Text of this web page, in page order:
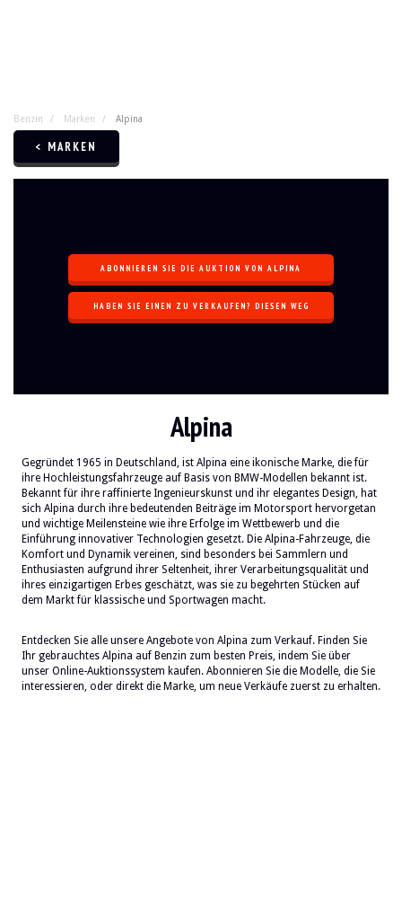
Benzin Marken Alpina
< MARKEN
ABONNIEREN SIE DIE AUKTION VON ALPINA
HABEN SIE EINEN ZU VERKAUFEN? DIESEN WEG
Alpina
Gegründet 1965 in Deutschland, ist Alpina eine ikonische Marke, die für
ihre Hochleistungsfahrzeuge auf Basis von BMW-Modellen bekannt ist.
Bekannt für ihre raffinierte Ingenieurskunst und ihr elegantes Design, hat
sich Alpina durch ihre bedeutenden Beiträge im Motorsport hervorgetan
und wichtige Meilensteine wie ihre Erfolge im Wettbewerb und die
Einführung innovativer Technologien gesetzt. Die Alpina-Fahrzeuge, die
Komfort und Dynamik vereinen, sind besonders bei Sammlern und
Enthusiasten aufgrund ihrer Seltenheit, ihrer Verarbeitungsqualität und
ihres einzigartigen Erbes geschätzt, was sie zu begehrten Stücken auf
dem Markt für klassische und Sportwagen macht.
Entdecken Sie alle unsere Angebote von Alpina zum Verkauf. Finden Sie
Ihr gebrauchtes Alpina auf Benzin zum besten Preis, indem Sie über
unser Online-Auktionssystem kaufen. Abonnieren Sie die Modelle, die Sie
interessieren, oder direkt die Marke, um neue Verkäufe zuerst zu erhalten.